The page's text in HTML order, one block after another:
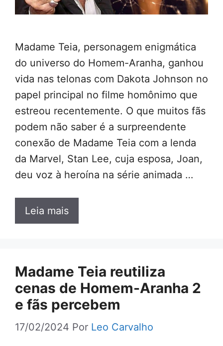
Madame Teia, personagem enigmática
do universo do Homem-Aranha, ganhou
vida nas telonas com Dakota Johnson no
papel principal no filme homônimo que
estreou recentemente. O que muitos fãs
podem não saber é a surpreendente
conexão de Madame Teia com a lenda
da Marvel, Stan Lee, cuja esposa, Joan,
deu voz à heroína na série animada …
Leia mais
Madame Teia reutiliza
cenas de Homem-Aranha 2
e fãs percebem
17/02/2024 Por Leo Carvalho